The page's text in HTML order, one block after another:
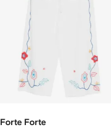
Forte Forte